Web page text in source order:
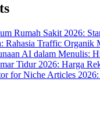
Rumah Sakit 2026:
Rahasia Traffic Organik
AI dalam Menulis:
Tidur 2026: Harga
for Niche Articles